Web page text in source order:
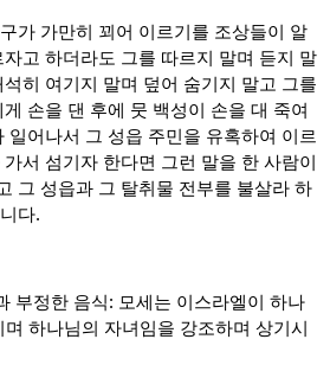
가 가만히 꾀어 이르기를 조상들이 알
고 하더라도 그를 따르지 말며 듣지 말
히 여기지 말며 덮어 숨기지 말고 그를
손을 댄 후에 뭇 백성이 손을 대 죽여
일어나서 그 성읍 주민을 유혹하여 이르
서 섬기자 한다면 그런 말을 한 사람이
그 성읍과 그 탈취물 전부를 불살라 하
다.
부정한 음식: 모세는 이스라엘이 하나
하나님의 자녀임을 강조하며 상기시